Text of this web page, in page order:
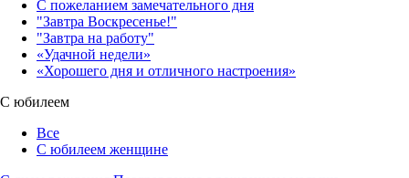
С пожеланием замечательного дня
"Завтра Воскресенье!"
"Завтра на работу"
«Удачной недели»‎
«Хорошего дня и отличного настроения»‎
С юбилеем
Все
С юбилеем женщине